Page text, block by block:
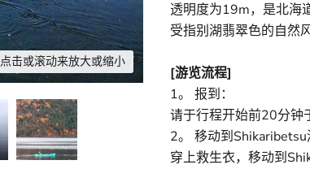
点击或滚动来放大或缩小
透明度为19m，是北海
受指别湖翡翠色的自然
[游览流程]
1。 报到：
请于行程开始前20分钟
2。 移动到Shikaribetsu
穿上救生衣，移动到